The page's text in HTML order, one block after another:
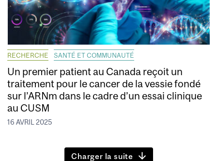
RECHERCHE SANTÉ ET COMMUNAUTÉ
Un premier patient au Canada reçoit un
traitement pour le cancer de la vessie fondé
sur l’ARNm dans le cadre d’un essai clinique
au CUSM
16 AVRIL 2025
Charger la suite